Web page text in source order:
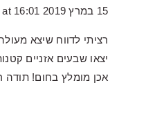
15 במרץ 2019 at 16:01
רציתי לדווח שיצא
יצאו שבעים אזניים
אכן מומלץ בחום! תודה